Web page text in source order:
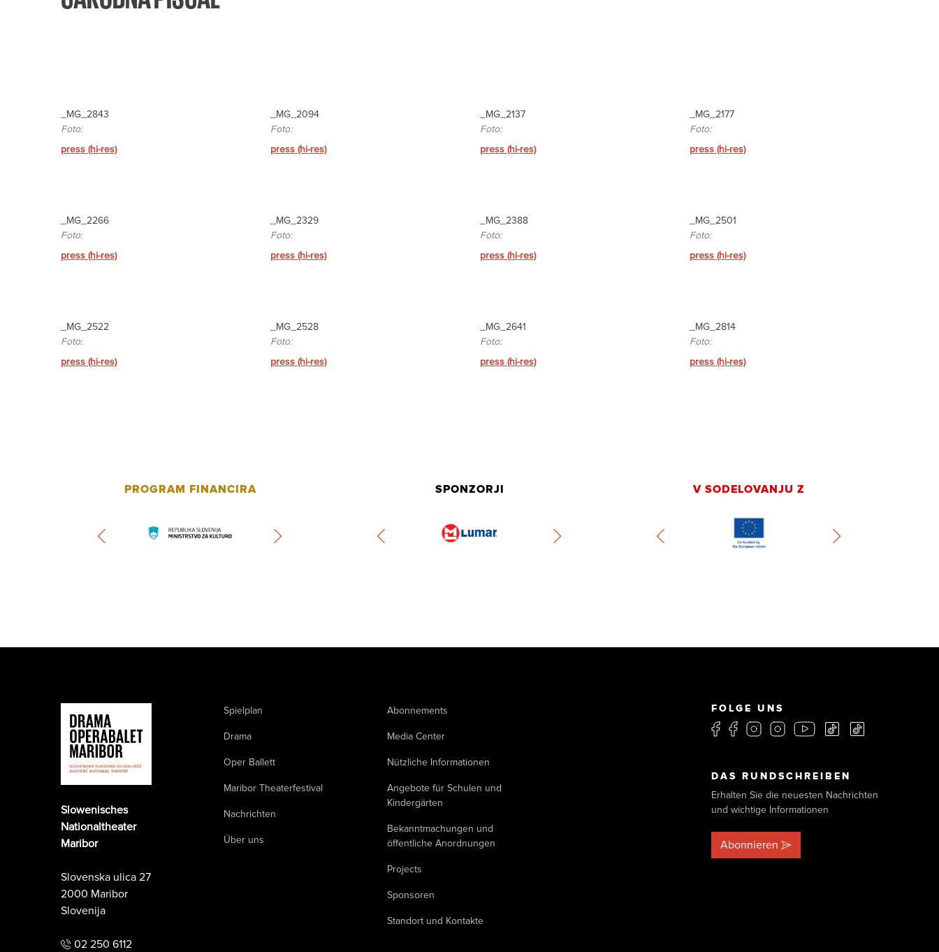
_MG_2843
Foto:
press (hi-res)
_MG_2094
Foto:
press (hi-res)
_MG_2137
Foto:
press (hi-res)
_MG_2177
Foto:
press (hi-res)
_MG_2266
Foto:
press (hi-res)
_MG_2329
Foto:
press (hi-res)
_MG_2388
Foto:
press (hi-res)
_MG_2501
Foto:
press (hi-res)
_MG_2522
Foto:
press (hi-res)
_MG_2528
Foto:
press (hi-res)
_MG_2641
Foto:
press (hi-res)
_MG_2814
Foto:
press (hi-res)
PROGRAM FINANCIRA SPONZORJI V SODELOVANJU Z
Slowenisches
Nationaltheater
Maribor
Slovenska ulica 27
2000 Maribor
Slovenija
02 250 6112
Spielplan
Drama
Oper Ballett
Maribor Theaterfestival
Nachrichten
Über uns
Abonnements
Media Center
Nützliche Informationen
Angebote für Schulen und
Kindergärten
Bekanntmachungen und
öffentliche Anordnungen
Projects
Sponsoren
Standort und Kontakte
FOLGE UNS
DAS RUNDSCHREIBEN
Erhalten Sie die neuesten Nachrichten
und wichtige Informationen
Abonnieren